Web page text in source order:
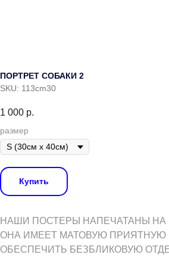
ПОРТРЕТ СОБАКИ 2
SKU: 113cm30
1 000 р.
размер
Купить
НАШИ ПОСТЕРЫ НАПЕЧАТАНЫ НА
ОНА ИМЕЕТ МАТОВУЮ ПРИЯТНУЮ
ОБЕСПЕЧИТЬ БЕЗБЛИКОВУЮ